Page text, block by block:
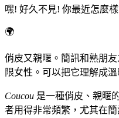
嘿! 好久不見! 你最近怎麼樣
🌍
俏皮又親暱。簡訊和熟朋
限女性。可以把它理解成
Coucou 是一種俏皮、親暱
者用得非常頻繁，尤其在